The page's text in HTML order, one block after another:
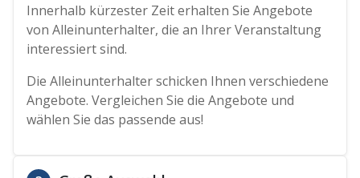
Innerhalb kürzester Zeit erhalten Sie Angebote
von Alleinunterhalter, die an Ihrer Veranstaltung
interessiert sind.
Die Alleinunterhalter schicken Ihnen verschiedene
Angebote. Vergleichen Sie die Angebote und
wählen Sie das passende aus!